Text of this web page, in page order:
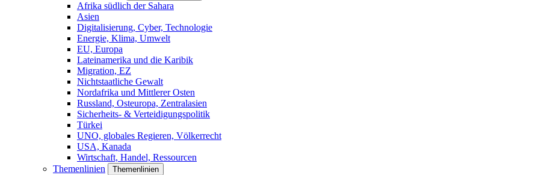
Afrika südlich der Sahara
Asien
Digitalisierung, Cyber, Technologie
Energie, Klima, Umwelt
EU, Europa
Lateinamerika und die Karibik
Migration, EZ
Nichtstaatliche Gewalt
Nordafrika und Mittlerer Osten
Russland, Osteuropa, Zentralasien
Sicherheits- & Verteidigungspolitik
Türkei
UNO, globales Regieren, Völkerrecht
USA, Kanada
Wirtschaft, Handel, Ressourcen
Themenlinien
Themenlinien